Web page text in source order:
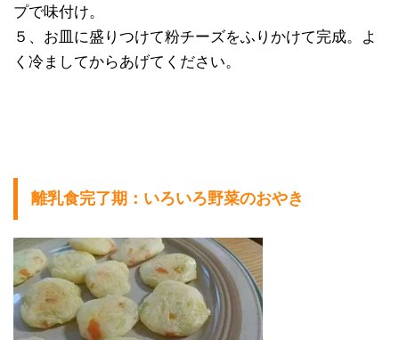
プで味付け。
５、お皿に盛りつけて粉チーズをふりかけて完成。よ
く冷ましてからあげてください。
離乳食完了期：いろいろ野菜のおやき